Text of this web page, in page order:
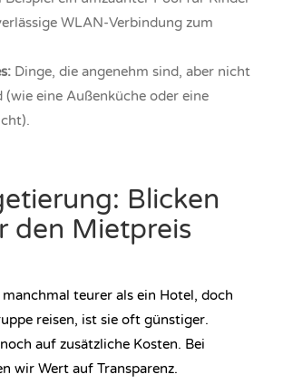
WLAN-Verbindung zum
Dinge, die angenehm sind, aber nicht
(wie eine Außenküche oder eine
Blicken
den Mietpreis
teurer als ein Hotel, doch
reisen, ist sie oft günstiger.
auf zusätzliche Kosten. Bei
wir Wert auf Transparenz.